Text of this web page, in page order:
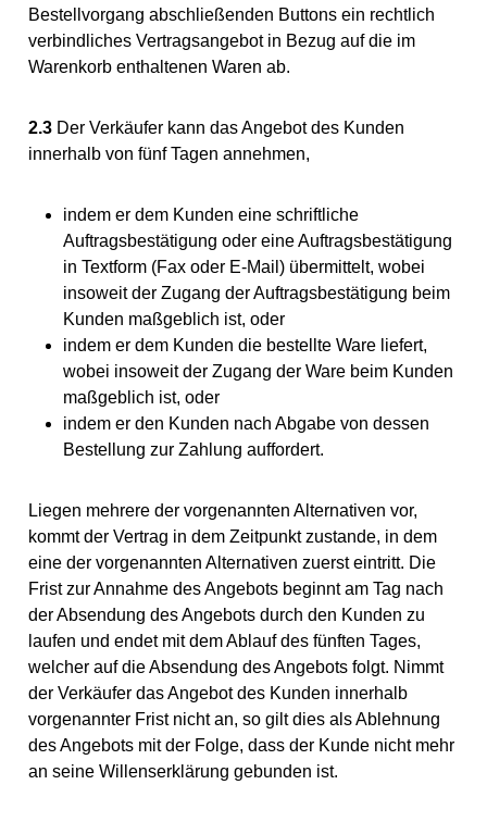
Bestellvorgang abschließenden Buttons ein rechtlich
verbindliches Vertragsangebot in Bezug auf die im
Warenkorb enthaltenen Waren ab.
2.3 Der Verkäufer kann das Angebot des Kunden
innerhalb von fünf Tagen annehmen,
indem er dem Kunden eine schriftliche
Auftragsbestätigung oder eine Auftragsbestätigung
in Textform (Fax oder E-Mail) übermittelt, wobei
insoweit der Zugang der Auftragsbestätigung beim
Kunden maßgeblich ist, oder
indem er dem Kunden die bestellte Ware liefert,
wobei insoweit der Zugang der Ware beim Kunden
maßgeblich ist, oder
indem er den Kunden nach Abgabe von dessen
Bestellung zur Zahlung auffordert.
Liegen mehrere der vorgenannten Alternativen vor,
kommt der Vertrag in dem Zeitpunkt zustande, in dem
eine der vorgenannten Alternativen zuerst eintritt. Die
Frist zur Annahme des Angebots beginnt am Tag nach
der Absendung des Angebots durch den Kunden zu
laufen und endet mit dem Ablauf des fünften Tages,
welcher auf die Absendung des Angebots folgt. Nimmt
der Verkäufer das Angebot des Kunden innerhalb
vorgenannter Frist nicht an, so gilt dies als Ablehnung
des Angebots mit der Folge, dass der Kunde nicht mehr
an seine Willenserklärung gebunden ist.